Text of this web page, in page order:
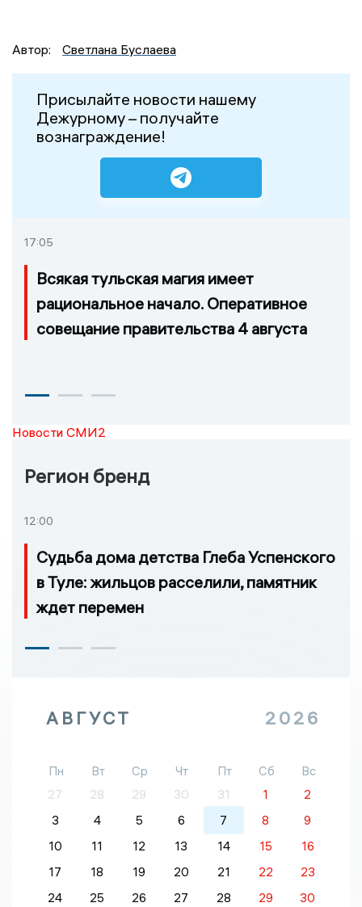
Автор: Светлана Буслаева
Присылайте новости нашему
Дежурному – получайте
вознаграждение!
17:05
Всякая тульская магия имеет
рациональное начало. Оперативное
совещание правительства 4 августа
Новости СМИ2
Регион бренд
12:00
Судьба дома детства Глеба Успенского
в Туле: жильцов расселили, памятник
ждет перемен
АВГУСТ 2026
Пн Вт Ср Чт Пт Сб
Вс
27
28 29 30 31 1
2
3
4 5 6 7 8
9
10
11 12 13 14 15
16
17
18 19 20 21 22
23
24
25 26 27 28 29
30